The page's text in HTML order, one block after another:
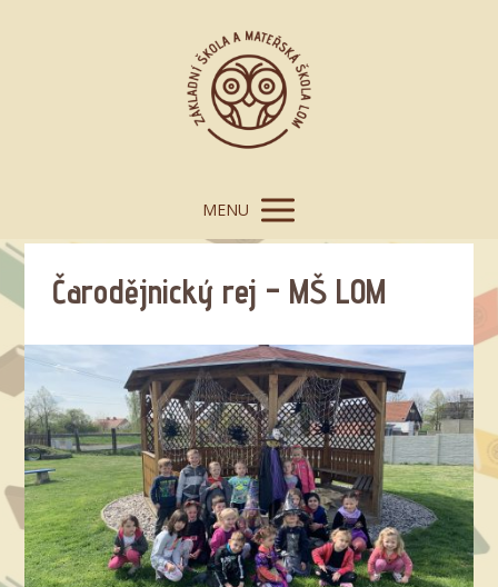
MENU
Čarodějnický rej – MŠ LOM